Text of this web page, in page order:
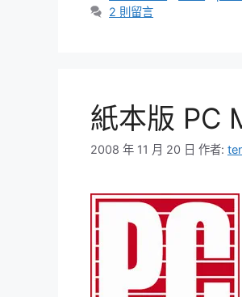
籤
2 則留言
紙本版 PC
2008 年 11 月 20 日 作者: